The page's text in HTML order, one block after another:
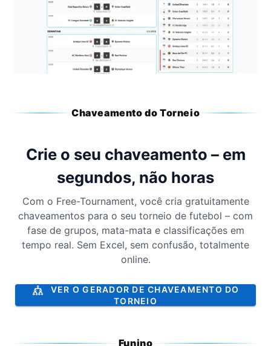
Chaveamento do Torneio
Crie o seu chaveamento – em
segundos, não horas
Com o Free-Tournament, você cria gratuitamente
chaveamentos para o seu torneio de futebol – com
fase de grupos, mata-mata e classificações em
tempo real. Sem Excel, sem confusão, totalmente
online.
VER O GERADOR DE CHAVEAMENTO DO
TORNEIO
Funino